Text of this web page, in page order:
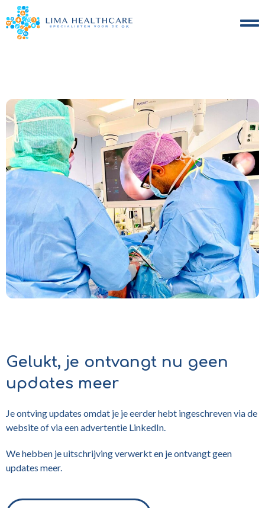
Gelukt, je ontvangt nu geen
updates meer
Je ontving updates omdat je je eerder hebt ingeschreven via de
website of via een advertentie LinkedIn.
We hebben je uitschrijving verwerkt en je ontvangt geen
updates meer.